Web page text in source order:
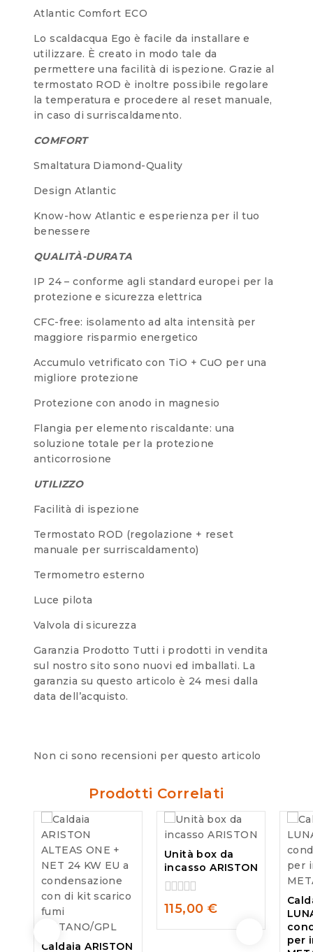
Atlantic Comfort ECO
Lo scaldacqua Ego è facile da installare e
utilizzare. È creato in modo tale da
permettere una facilità di ispezione. Grazie al
termostato ROD è inoltre possibile regolare
la temperatura e procedere al reset manuale,
in caso di surriscaldamento.
COMFORT
Smaltatura Diamond-Quality
Design Atlantic
Know-how Atlantic e esperienza per il tuo
benessere
QUALITÀ-DURATA
IP 24 – conforme agli standard europei per la
protezione e sicurezza elettrica
CFC-free: isolamento ad alta intensità per
maggiore risparmio energetico
Accumulo vetrificato con TiO + CuO per una
migliore protezione
Protezione con anodo in magnesio
Flangia per elemento riscaldante: una
soluzione totale per la protezione
anticorrosione
UTILIZZO
Facilità di ispezione
Termostato ROD (regolazione + reset
manuale per surriscaldamento)
Termometro esterno
Luce pilota
Valvola di sicurezza
Garanzia Prodotto Tutti i prodotti in vendita
sul nostro sito sono nuovi ed imballati. La
garanzia su questo articolo è 24 mesi dalla
data dell’acquisto.
Non ci sono recensioni per questo articolo
Prodotti Correlati
Caldaia ARISTON
Unità box da
incasso ARISTON
0
out
of
115,00 €
per